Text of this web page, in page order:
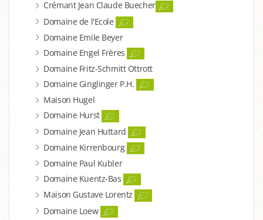
Crémant Jean Claude Buecher
Domaine de l'Ecole
Domaine Emile Beyer
Domaine Engel Frères
Domaine Fritz-Schmitt Ottrott
Domaine Ginglinger P.H.
Maison Hugel
Domaine Hurst
Domaine Jean Huttard
Domaine Kirrenbourg
Domaine Paul Kubler
Domaine Kuentz-Bas
Maison Gustave Lorentz
Domaine Loew